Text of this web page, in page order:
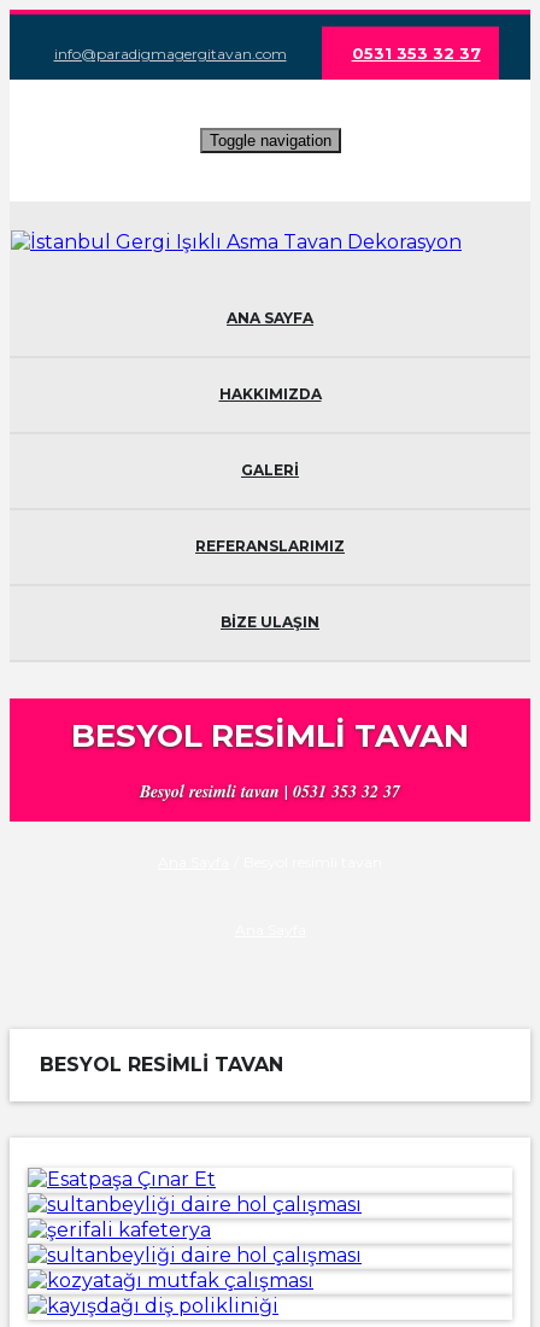
info@paradigmagergitavan.com 0531 353 32 37
Toggle navigation
ANA SAYFA
HAKKIMIZDA
GALERİ
REFERANSLARIMIZ
BİZE ULAŞIN
BESYOL RESIMLI TAVAN
Besyol resimli tavan | 0531 353 32 37
BESYOL RESIMLI TAVAN